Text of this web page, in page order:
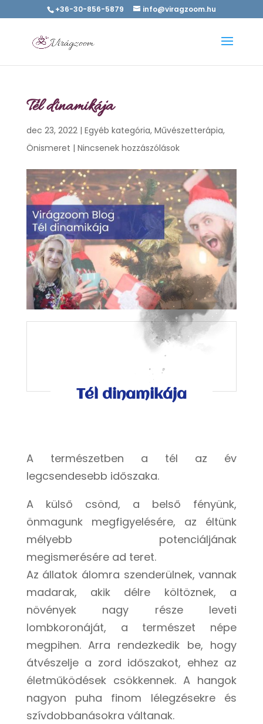
+36-30-856-5879 info@viragzoom.hu
Tél dinamikája
dec 23, 2022| Egyéb kategória, Művészetterápia,
Önismeret | Nincsenek hozzászólások
Tél dinamikája
A természetben a tél az év
legcsendesebb időszaka.
A külső csönd, a belső fényünk,
önmagunk megfigyelésére, az éltünk
mélyebb potenciáljának
megismerésére ad teret.
Az állatok álomra szenderülnek, vannak
madarak, akik délre költöznek, a
növények nagy része leveti
lombkoronáját, a természet népe
megpihen. Arra rendezkedik be, hogy
átvészelje a zord időszakot, ehhez az
életműködések csökkennek. A hangok
nagyon puha finom lélegzésekre és
szívdobbanásokra váltanak.